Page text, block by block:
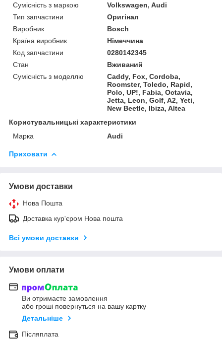
Сумісність з маркою
Volkswagen, Audi
Тип запчастини
Оригінал
Виробник
Bosch
Країна виробник
Німеччина
Код запчастини
0280142345
Стан
Вживаний
Сумісність з моделлю
Caddy, Fox, Cordoba,
Roomster, Toledo, Rapid,
Polo, UP!, Fabia, Octavia,
Jetta, Leon, Golf, A2, Yeti,
New Beetle, Ibiza, Altea
Користувальницькі характеристики
Марка
Audi
Приховати
Умови доставки
Нова Пошта
Доставка кур'єром Нова пошта
Всі умови доставки
Умови оплати
Ви отримаєте замовлення
або гроші повернуться на вашу картку
Детальніше
Післяплата